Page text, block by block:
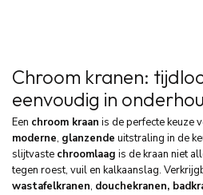
Chroom kranen:
eenvoudig in
Een chroom kraan is de perfecte keuze
moderne, glanzende uitstraling in de
slijtvaste chroomlaag is de kraan niet
tegen roest, vuil en kalkaanslag.
wastafelkranen, douchekranen,